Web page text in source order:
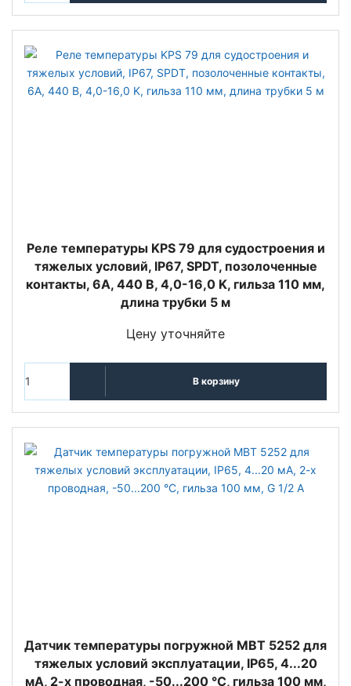
Реле температуры KPS 79 для судостроения и
тяжелых условий, IP67, SPDT, позолоченные
контакты, 6А, 440 В, 4,0-16,0 K, гильза 110 мм,
длина трубки 5 м
Цену уточняйте
В корзину
Датчик температуры погружной MBT 5252 для
тяжелых условий эксплуатации, IP65, 4...20
мА, 2-х проводная, -50...200 °C, гильза 100 мм,